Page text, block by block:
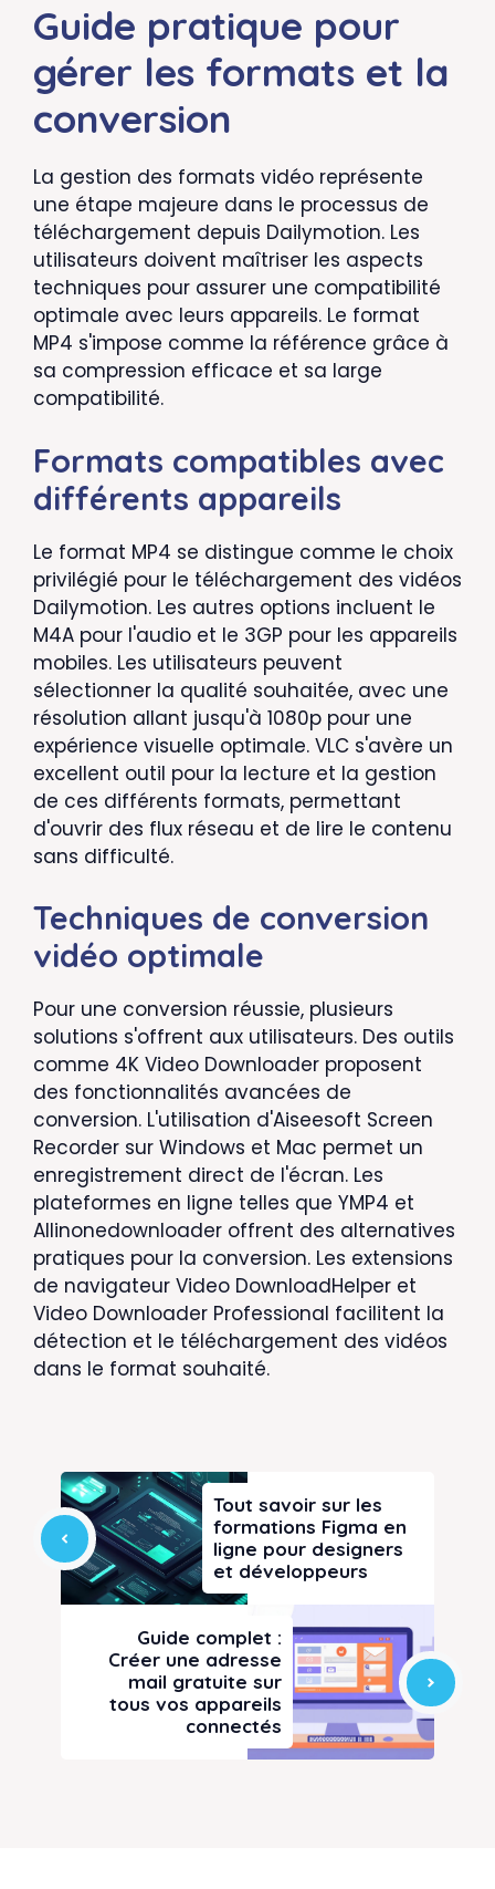
Guide pratique pour
gérer les formats et la
conversion
La gestion des formats vidéo représente
une étape majeure dans le processus de
téléchargement depuis Dailymotion. Les
utilisateurs doivent maîtriser les aspects
techniques pour assurer une compatibilité
optimale avec leurs appareils. Le format
MP4 s'impose comme la référence grâce à
sa compression efficace et sa large
compatibilité.
Formats compatibles avec
différents appareils
Le format MP4 se distingue comme le choix
privilégié pour le téléchargement des vidéos
Dailymotion. Les autres options incluent le
M4A pour l'audio et le 3GP pour les appareils
mobiles. Les utilisateurs peuvent
sélectionner la qualité souhaitée, avec une
résolution allant jusqu'à 1080p pour une
expérience visuelle optimale. VLC s'avère un
excellent outil pour la lecture et la gestion
de ces différents formats, permettant
d'ouvrir des flux réseau et de lire le contenu
sans difficulté.
Techniques de conversion
vidéo optimale
Pour une conversion réussie, plusieurs
solutions s'offrent aux utilisateurs. Des outils
comme 4K Video Downloader proposent
des fonctionnalités avancées de
conversion. L'utilisation d'Aiseesoft Screen
Recorder sur Windows et Mac permet un
enregistrement direct de l'écran. Les
plateformes en ligne telles que YMP4 et
Allinonedownloader offrent des alternatives
pratiques pour la conversion. Les extensions
de navigateur Video DownloadHelper et
Video Downloader Professional facilitent la
détection et le téléchargement des vidéos
dans le format souhaité.
Tout savoir sur les
formations Figma en
ligne pour designers
et développeurs
Guide complet :
Créer une adresse
mail gratuite sur
tous vos appareils
connectés